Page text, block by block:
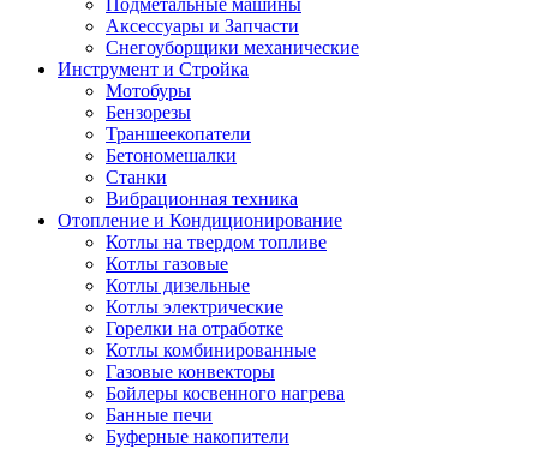
Подметальные машины
Аксессуары и Запчасти
Снегоуборщики механические
Инструмент и Стройка
Мотобуры
Бензорезы
Траншеекопатели
Бетономешалки
Станки
Вибрационная техника
Отопление и Кондиционирование
Котлы на твердом топливе
Котлы газовые
Котлы дизельные
Котлы электрические
Горелки на отработке
Котлы комбинированные
Газовые конвекторы
Бойлеры косвенного нагрева
Банные печи
Буферные накопители